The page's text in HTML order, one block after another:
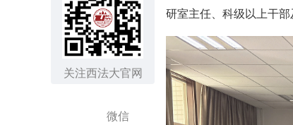
关注西法大官网
微信
研室主任、科级以上干部